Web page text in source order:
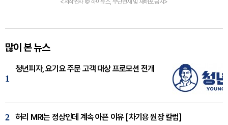
<저작권자 © 하이뉴스, 무단전재 및 재배포 금지>
많이 본 뉴스
1
청년피자, 요기요 주문 고객 대상 프로모션 전개
2 허리 MRI는 정상인데 계속 아픈 이유 [차기용 원장 칼럼]